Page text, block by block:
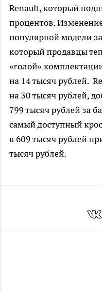
Renault, который
процентов.
популярной модели
который продавцы
«голой»
на 14 тысяч рублей.
на 30 тысяч рублей,
799 тысяч рублей за
самый доступный
в 609 тысяч рублей
тысяч рублей.